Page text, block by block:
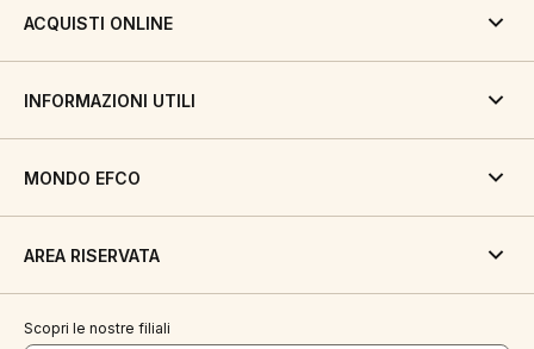
ACQUISTI ONLINE
INFORMAZIONI UTILI
MONDO EFCO
AREA RISERVATA
Scopri le nostre filiali